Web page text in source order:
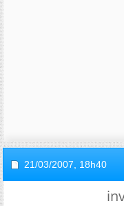
21/03/2007, 18h40